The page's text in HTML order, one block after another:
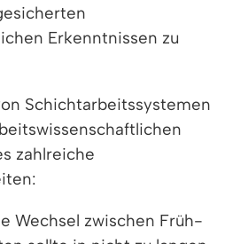
Erkenntnissen zu
Schichtarbeitssystemen
zahlreiche
Wechsel zwischen Früh-